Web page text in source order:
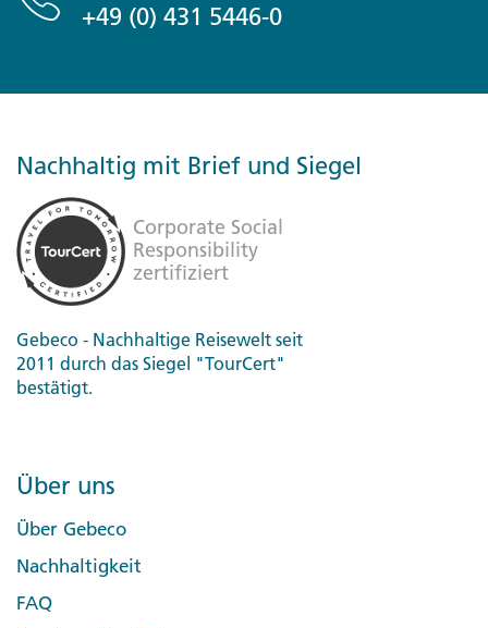
+49 (0) 431 5446-0
Nachhaltig mit Brief und Siegel
Gebeco - Nachhaltige Reisewelt seit
2011 durch das Siegel "TourCert"
bestätigt.
Über uns
Über Gebeco
Nachhaltigkeit
FAQ